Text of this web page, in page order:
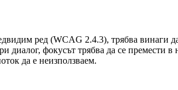
ред (WCAG 2.4.3), трябва винаги
фокусът трябва да се премести в
да е неизползваем.